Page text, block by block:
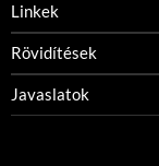
Linkek
Rövidítések
Javaslatok